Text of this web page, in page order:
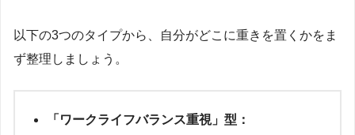
以下の3つのタイプから、自分がどこに重きを置くかをま
ず整理しましょう。
「ワークライフバランス重視」型：